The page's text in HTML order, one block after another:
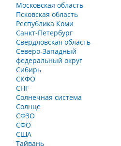
Московская область
Псковская область
Республика Коми
Санкт-Петербург
Свердловская область
Северо-Западный
федеральный округ
Сибирь
СКФО
СНГ
Солнечная система
Солнце
СФЗО
СФО
США
Тайвань